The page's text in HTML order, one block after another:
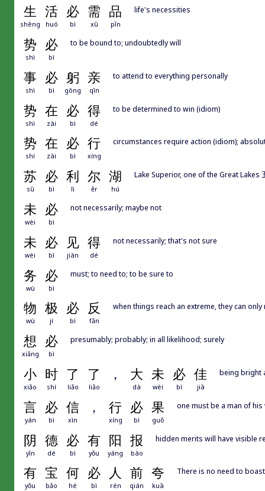
生 活 必 需 品
shēng huó bì xū pǐn
life's necessities
势 必
shì bì
to be bound to; undoubtedly will
事 必 躬 亲
shì bì gōng qīn
to attend to everything personally
势 在 必 得
shì zài bì dé
to be determined to win (idiom)
势 在 必 行
shì zài bì xíng
circumstances require action (idiom);
苏 必 利 尔 湖
sū bì lì ěr hú
Lake Superior, one of the Great Lakes
未 必
wèi bì
not necessarily; maybe not
未 必 见 得
wèi bì jiàn dé
not necessarily; that's not sure
务 必
wù bì
must; to need to; to be sure to
物 极 必 反
wù jí bì fǎn
when things reach an extreme, they can
想 必
xiǎng bì
presumably; probably; in all likelihood; surely
小 时 了 了 ， 大 未 必 佳
xiǎo shí liǎo liǎo dà wèi bì jiā
being bright
言 必 信 ， 行 必 果
yán bì xìn xíng bì guǒ
one must be a man of
阴 德 必 有 阳 报
yīn dé bì yǒu yáng bào
hidden merits will have visible
有 宝 何 必 人 前 夸
yǒu bǎo hé bì rén qián kuā
There is no need to